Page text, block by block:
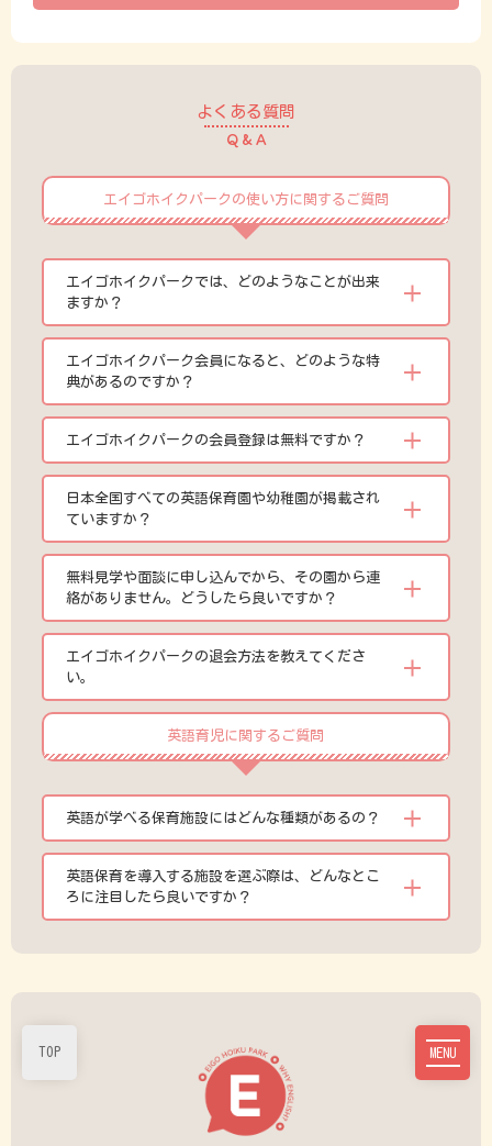
MENU
よくある質問
Q & A
エイゴホイクパークの使い方に関するご質問
エイゴホイクパークでは、どのようなことが出来
ますか？
エイゴホイクパーク会員になると、どのような特
典があるのですか？
エイゴホイクパークの会員登録は無料ですか？
日本全国すべての英語保育園や幼稚園が掲載され
ていますか？
無料見学や面談に申し込んでから、その園から連
絡がありません。どうしたら良いですか？
エイゴホイクパークの退会方法を教えてくださ
い。
英語育児に関するご質問
英語が学べる保育施設にはどんな種類があるの？
英語保育を導入する施設を選ぶ際は、どんなとこ
ろに注目したら良いですか？
TOP